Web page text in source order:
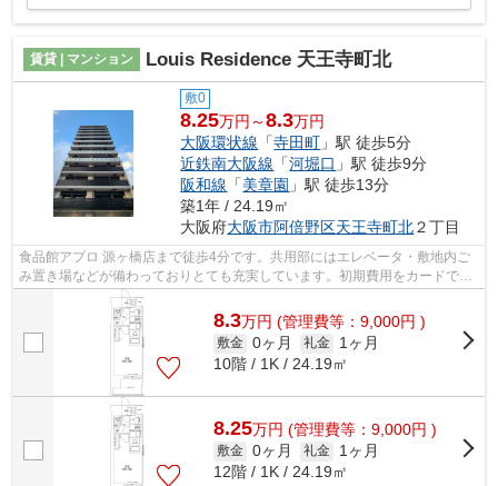
賃貸 | マンション Louis Residence 天王寺町北
敷0
8.25万円～8.3万円
大阪環状線 「寺田町 」駅 徒歩5分
近鉄南大阪線 「河堀口 」駅 徒歩9分
阪和線 「美章園 」駅 徒歩13分
築1年 / 24.19㎡
大阪府大阪市阿倍野区天王寺町北２丁目
食品館アプロ 源ヶ橋店まで徒歩4分です。共用部にはエレベータ・敷地内ご
み置き場などが備わっておりとても充実しています。初期費用をカードでお
支払いいただけるので、カードで決済...
8.3万円 (管理費等：9,000円 )
敷金 0ヶ月 礼金
1ヶ月
10階 / 1K / 24.19㎡
8.25万円 (管理費等：9,000円 )
敷金 0ヶ月 礼金
1ヶ月
12階 / 1K / 24.19㎡